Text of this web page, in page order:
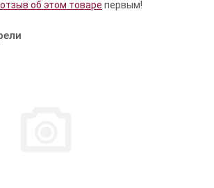
отзыв об этом товаре первым!